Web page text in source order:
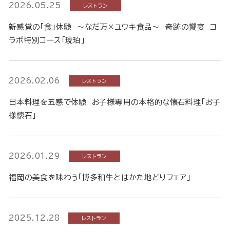
2026.05.25 レストラン
新感覚の「食」体験 ～なだ万×ユウキ食品～ 奇跡の饗宴 コ
ラボ特別コース「琥珀」
2026.02.06 レストラン
日本料理を五感で体験 お子様専用の本格的な懐石料理「お子
様懐石」
2026.01.29 レストラン
福岡の美食を味わう「博多和牛とはかた地どりフェア」
2025.12.28 レストラン